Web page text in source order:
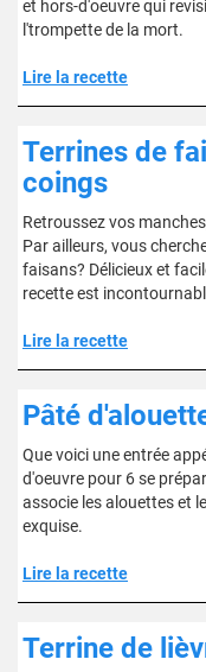
et hors-d'oeuvre qui
l'trompette de la mort.
Lire la recette
Terrines de
coings
Retroussez vos
Par ailleurs, vous
faisans? Délicieux et
recette est
Lire la recette
Pâté
Que voici une entrée
d'oeuvre pour 6 se
associe les alouettes et
exquise.
Lire la recette
Terrine de